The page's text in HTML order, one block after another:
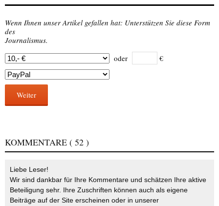
Wenn Ihnen unser Artikel gefallen hat: Unterstützen Sie diese Form
des
Journalismus.
oder
€
Weiter
KOMMENTARE ( 52 )
Liebe Leser!
Wir sind dankbar für Ihre Kommentare und schätzen Ihre aktive
Beteiligung sehr. Ihre Zuschriften können auch als eigene
Beiträge auf der Site erscheinen oder in unserer